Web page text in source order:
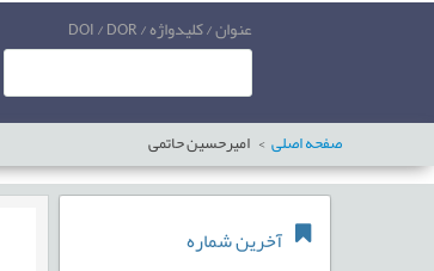
عنوان / کلیدواژه / DOI / DOR
صفحه اصلی امیرحسین حاتمی
آخرین شماره